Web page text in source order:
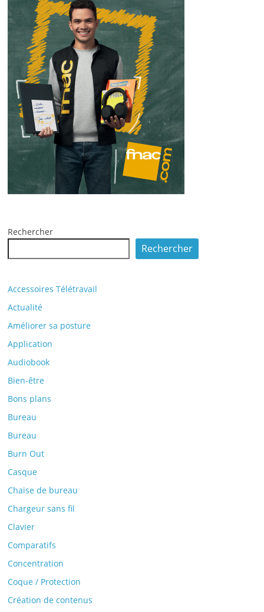
Rechercher
Rechercher
Accessoires Télétravail
Actualité
Améliorer sa posture
Application
Audiobook
Bien-être
Bons plans
Bureau
Bureau
Burn Out
Casque
Chaise de bureau
Chargeur sans fil
Clavier
Comparatifs
Concentration
Coque / Protection
Création de contenus